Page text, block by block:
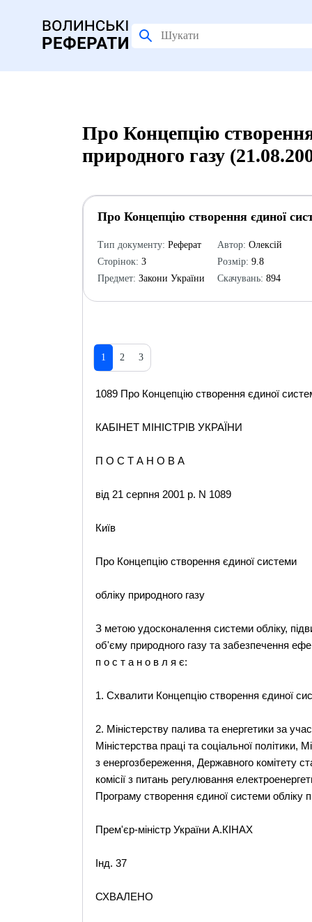
Про Концепцію
природного газу
Про Концепцію створення єдиної
Тип документу: Реферат
Сторінок: 3
Предмет: Закони України
Автор: Олексій
Розмір: 9.8
Скачувань: 894
1 2 3
1089 Про Концепцію створення єдиної
КАБІНЕТ МІНІСТРІВ УКРАЇНИ
П О С Т А Н О В А
від 21 серпня 2001 р. N 1089
Київ
Про Концепцію створення єдиної системи
обліку природного газу
З метою удосконалення системи обліку,
об'єму природного газу та забезпечення
п о с т а н о в л я є:
1. Схвалити Концепцію створення єдиної
2. Міністерству палива та енергетики за
Міністерства праці та соціальної політики,
з енергозбереження, Державного комітету
комісії з питань регулювання
Програму створення єдиної системи обліку
Прем'єр-міністр України А.КІНАХ
Інд. 37
СХВАЛЕНО